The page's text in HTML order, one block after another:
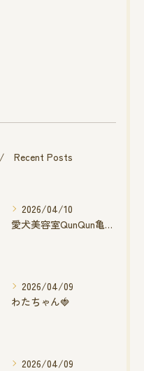
Recent Posts
2026/04/10
愛犬美容室QunQun亀山エコー店
2026/04/09
わたちゃん🍓
2026/04/09